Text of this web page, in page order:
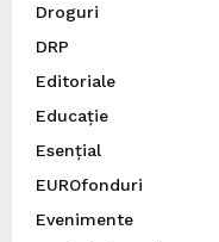
Droguri
DRP
Editoriale
Educație
Esențial
EUROfonduri
Evenimente